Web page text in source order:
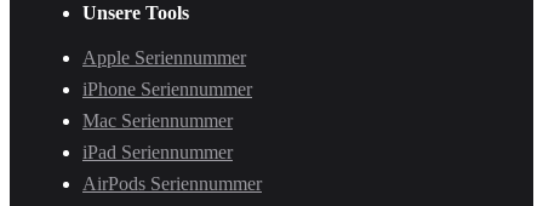
Unsere Tools
Apple Seriennummer
iPhone Seriennummer
Mac Seriennummer
iPad Seriennummer
AirPods Seriennummer